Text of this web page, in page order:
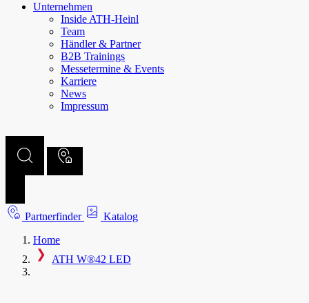
Unternehmen
Inside ATH-Heinl
Team
Händler & Partner
B2B Trainings
Messetermine & Events
Karriere
News
Impressum
Partnerfinder
Katalog
Home
ATH W®42 LED